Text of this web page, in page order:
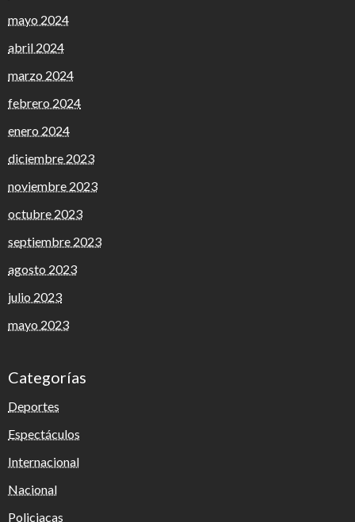
mayo 2024
abril 2024
marzo 2024
febrero 2024
enero 2024
diciembre 2023
noviembre 2023
octubre 2023
septiembre 2023
agosto 2023
julio 2023
mayo 2023
Categorías
Deportes
Espectáculos
Internacional
Nacional
Policiacas